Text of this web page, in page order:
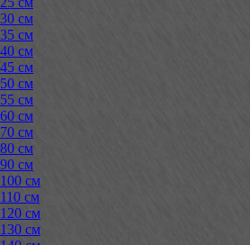
30 см
35 см
40 см
45 см
50 см
55 см
60 см
70 см
80 см
90 см
100 см
110 см
120 см
130 см